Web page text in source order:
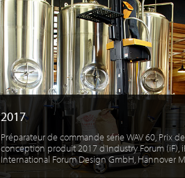
2017
Préparateur de commande série WAV 60, Prix
conception produit 2017 d'Industry Forum (iF),
International Forum Design GmbH, Hannover